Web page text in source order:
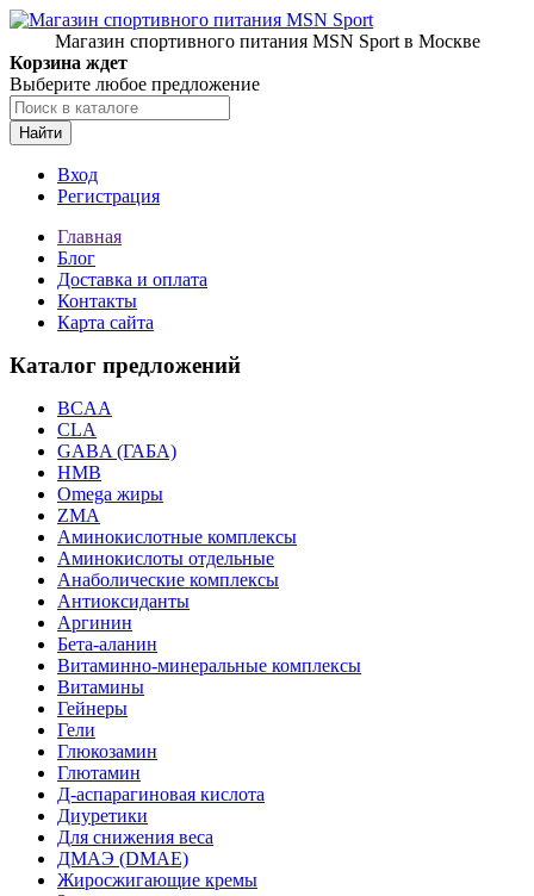
Магазин спортивного питания MSN Sport в Москве
Корзина ждет
Выберите любое предложение
Найти
Вход
Регистрация
Главная
Блог
Доставка и оплата
Контакты
Карта сайта
Каталог предложений
BCAA
CLA
GABA (ГАБА)
HMB
Omega жиры
ZMA
Аминокислотные комплексы
Аминокислоты отдельные
Анаболические комплексы
Антиоксиданты
Аргинин
Бета-аланин
Витаминно-минеральные комплексы
Витамины
Гейнеры
Гели
Глюкозамин
Глютамин
Д-аспарагиновая кислота
Диуретики
Для снижения веса
ДМАЭ (DMAE)
Жиросжигающие кремы